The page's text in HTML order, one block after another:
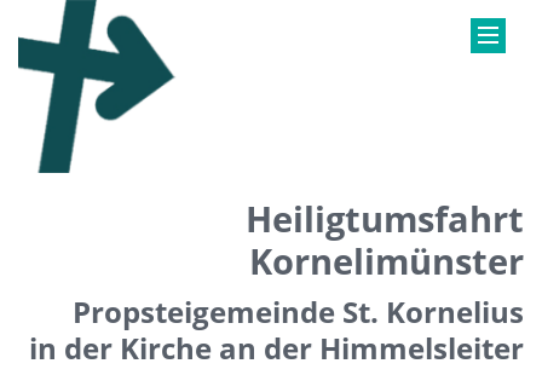
Heiligtumsfahrt
Kornelimünster
Propsteigemeinde St. Kornelius
in der Kirche an der Himmelsleiter